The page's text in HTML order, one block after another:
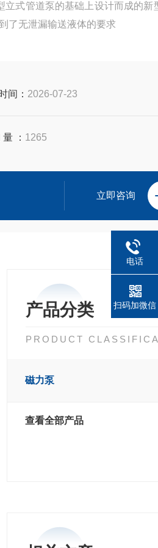
立式管道泵的基础上设计而成的新
了无泄漏输送液体的要求
间： 2026-07-23
： 1265
立即咨询
产品分类
PRODUCT
磁力泵
查看全部产品
电话
扫码加微信